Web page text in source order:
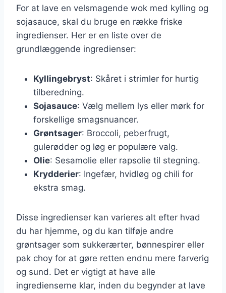
For at lave en velsmagende wok med kylling og
sojasauce, skal du bruge en række friske
ingredienser. Her er en liste over de
grundlæggende ingredienser:
Kyllingebryst: Skåret i strimler for hurtig
tilberedning.
Sojasauce: Vælg mellem lys eller mørk for
forskellige smagsnuancer.
Grøntsager: Broccoli, peberfrugt,
gulerødder og løg er populære valg.
Olie: Sesamolie eller rapsolie til stegning.
Krydderier: Ingefær, hvidløg og chili for
ekstra smag.
Disse ingredienser kan varieres alt efter hvad
du har hjemme, og du kan tilføje andre
grøntsager som sukkerærter, bønnespirer eller
pak choy for at gøre retten endnu mere farverig
og sund. Det er vigtigt at have alle
ingredienserne klar, inden du begynder at lave